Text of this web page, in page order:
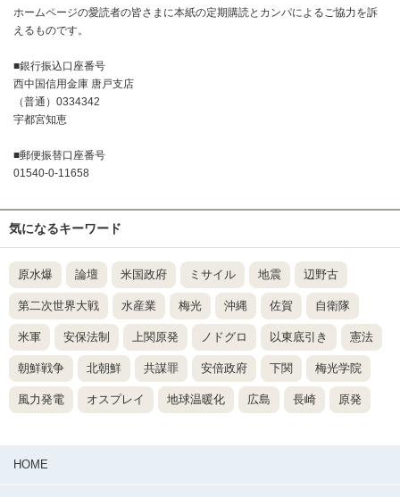
ホームページの愛読者の皆さまに本紙の定期購読とカンパによるご協力を訴
えるものです。
■銀行振込口座番号
西中国信用金庫 唐戸支店
（普通）0334342
宇都宮知恵
■郵便振替口座番号
01540-0-11658
気になるキーワード
原水爆 論壇 米国政府 ミサイル 地震 辺野古
第二次世界大戦 水産業 梅光 沖縄 佐賀 自衛隊
米軍 安保法制 上関原発 ノドグロ 以東底引き 憲法
朝鮮戦争 北朝鮮 共謀罪 安倍政府 下関 梅光学院
風力発電 オスプレイ 地球温暖化 広島 長崎 原発
HOME